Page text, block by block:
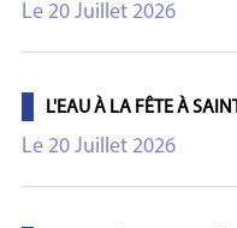
Le 20 Juillet 2026
L'EAU À LA FÊTE À
Le 20 Juillet 2026